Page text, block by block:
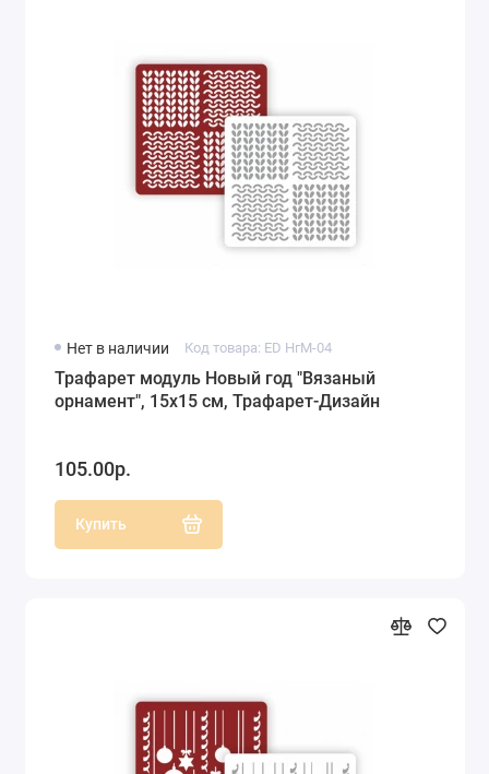
Нет в наличии Код товара: ED НгМ-04
Трафарет модуль Новый год "Вязаный
орнамент", 15х15 см, Трафарет-Дизайн
105.00р.
Купить